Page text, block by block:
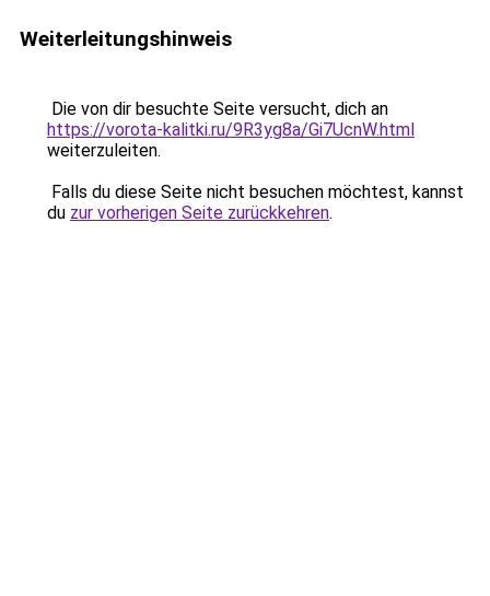
Weiterleitungshinweis
Die von dir besuchte Seite versucht, dich an
https://vorota-kalitki.ru/9R3yg8a/Gi7UcnW.html
weiterzuleiten.
Falls du diese Seite nicht besuchen möchtest, kannst
du zur vorherigen Seite zurückkehren.